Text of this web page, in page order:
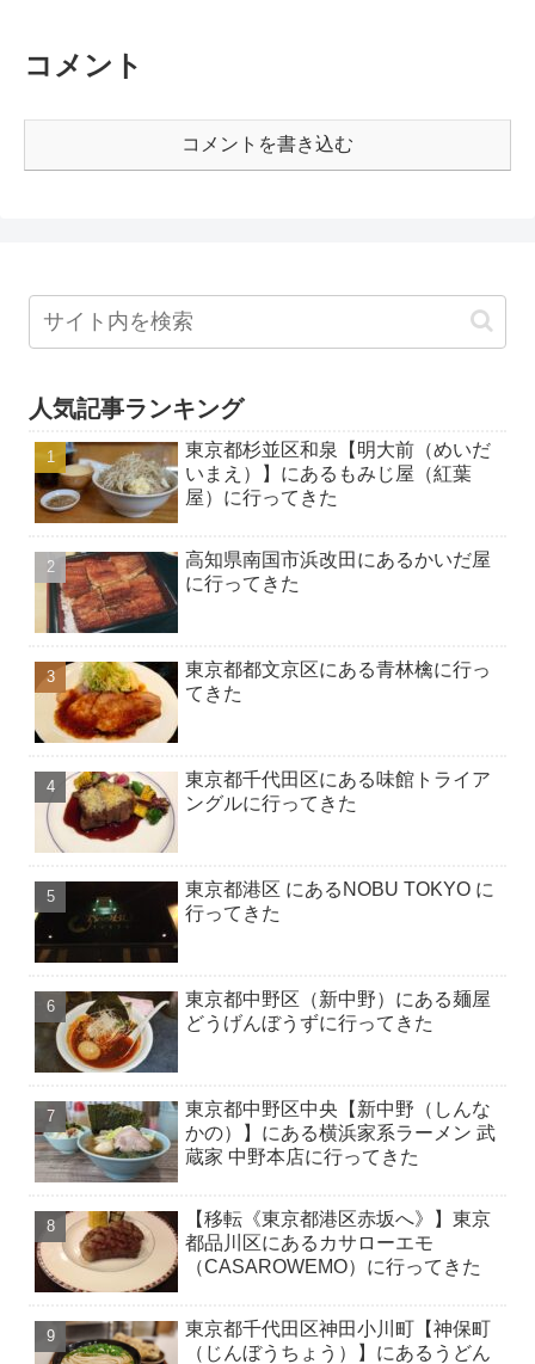
コメント
コメントを書き込む
人気記事ランキング
東京都杉並区和泉【明大前（めいだ
いまえ）】にあるもみじ屋（紅葉
屋）に行ってきた
高知県南国市浜改田にあるかいだ屋
に行ってきた
東京都都文京区にある青林檎に行っ
てきた
東京都千代田区にある味館トライア
ングルに行ってきた
東京都港区 にあるNOBU TOKYO に
行ってきた
東京都中野区（新中野）にある麺屋
どうげんぼうずに行ってきた
東京都中野区中央【新中野（しんな
かの）】にある横浜家系ラーメン 武
蔵家 中野本店に行ってきた
【移転《東京都港区赤坂へ》】東京
都品川区にあるカサローエモ
（CASAROWEMO）に行ってきた
東京都千代田区神田小川町【神保町
（じんぼうちょう）】にあるうどん